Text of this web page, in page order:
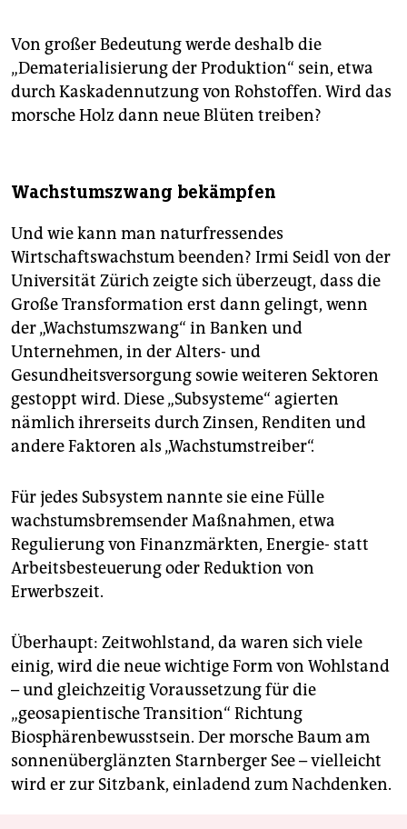
Von großer Bedeutung werde deshalb die
„Dematerialisierung der Produktion“ sein, etwa
durch Kaskadennutzung von Rohstoffen. Wird das
morsche Holz dann neue Blüten treiben?
Wachstumszwang bekämpfen
Und wie kann man naturfressendes
Wirtschaftswachstum beenden? Irmi Seidl von der
Universität Zürich zeigte sich überzeugt, dass die
Große Transformation erst dann gelingt, wenn
der „Wachstumszwang“ in Banken und
Unternehmen, in der Alters- und
Gesundheitsversorgung sowie weiteren Sektoren
gestoppt wird. Diese „Subsysteme“ agierten
nämlich ihrerseits durch Zinsen, Renditen und
andere Faktoren als „Wachstumstreiber“.
Für jedes Subsystem nannte sie eine Fülle
wachstumsbremsender Maßnahmen, etwa
Regulierung von Finanzmärkten, Energie- statt
Arbeitsbesteuerung oder Reduktion von
Erwerbszeit.
Überhaupt: Zeitwohlstand, da waren sich viele
einig, wird die neue wichtige Form von Wohlstand
– und gleichzeitig Voraussetzung für die
„geosapientische Transition“ Richtung
Biosphärenbewusstsein. Der morsche Baum am
sonnenüberglänzten Starnberger See – vielleicht
wird er zur Sitzbank, einladend zum Nachdenken.